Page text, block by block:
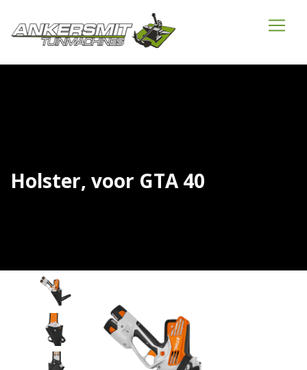
Holster, voor GTA 40